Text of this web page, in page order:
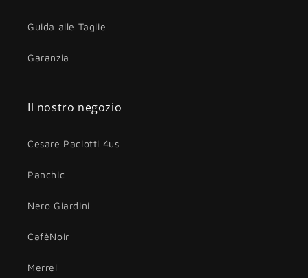
Guida alle Taglie
Garanzia
Il nostro negozio
Cesare Paciotti 4us
Panchic
Nero Giardini
CafèNoir
Merrel